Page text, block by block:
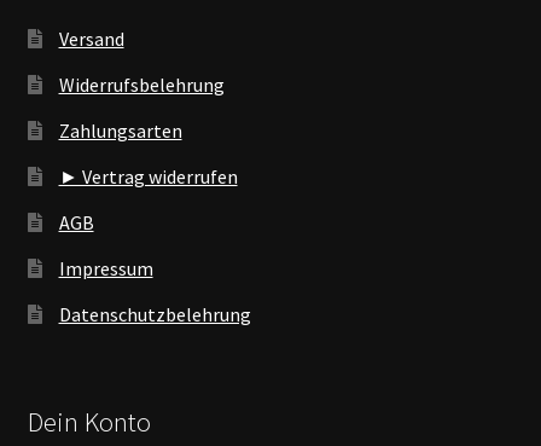
Versand
Widerrufsbelehrung
Zahlungsarten
► Vertrag widerrufen
AGB
Impressum
Datenschutzbelehrung
Dein Konto